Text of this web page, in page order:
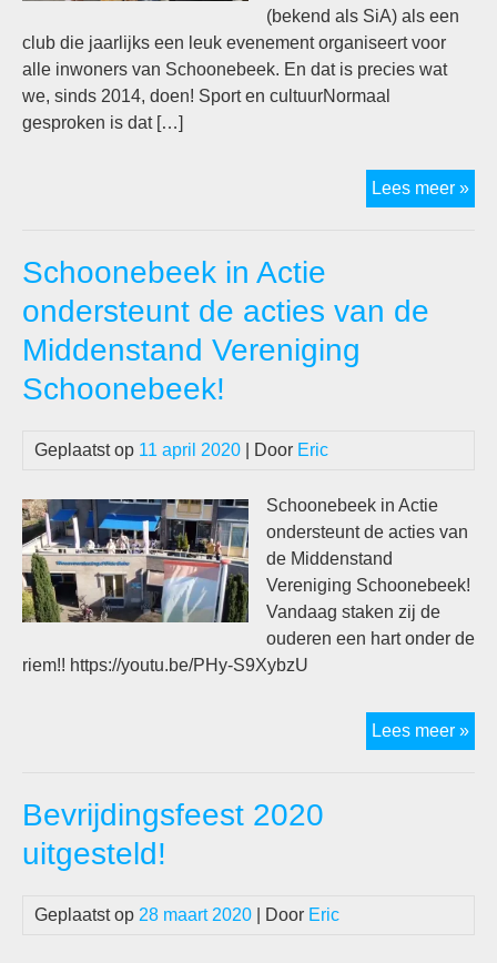
(bekend als SiA) als een
club die jaarlijks een leuk evenement organiseert voor
alle inwoners van Schoonebeek. En dat is precies wat
we, sinds 2014, doen! Sport en cultuurNormaal
gesproken is dat […]
Lees meer »SiA
Schoonebeek in Actie
ondersteunt de acties van de
Middenstand Vereniging
Schoonebeek!
Geplaatst op 11 april 2020 | Door Eric
Schoonebeek in Actie
ondersteunt de acties van
de Middenstand
Vereniging Schoonebeek!
Vandaag staken zij de
ouderen een hart onder de
riem!! https://youtu.be/PHy-S9XybzU
Lees meer »
in
Bevrijdingsfeest 2020
uitgesteld!
Geplaatst op 28 maart 2020 | Door Eric